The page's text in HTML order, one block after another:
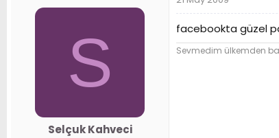
S
Selçuk Kahveci
facebookta güzel
Sevmedim ülkemden